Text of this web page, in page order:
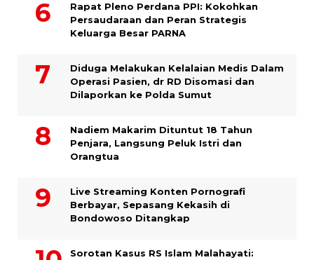
Rapat Pleno Perdana PPI: Kokohkan
Persaudaraan dan Peran Strategis
Keluarga Besar PARNA
Diduga Melakukan Kelalaian Medis Dalam
Operasi Pasien, dr RD Disomasi dan
Dilaporkan ke Polda Sumut
​Nadiem Makarim Dituntut 18 Tahun
Penjara, Langsung Peluk Istri dan
Orangtua
Live Streaming Konten Pornografi
Berbayar, Sepasang Kekasih di
Bondowoso Ditangkap
Sorotan Kasus RS Islam Malahayati: